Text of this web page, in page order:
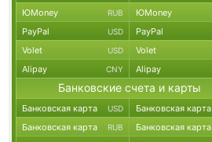
ЮMoney RUB ЮMoney
PayPal USD PayPal
Volet USD Volet
Alipay CNY Alipay
Банковские счета и карты
Банковская карта USD Банковская карта
Банковская карта RUB Банковская карта